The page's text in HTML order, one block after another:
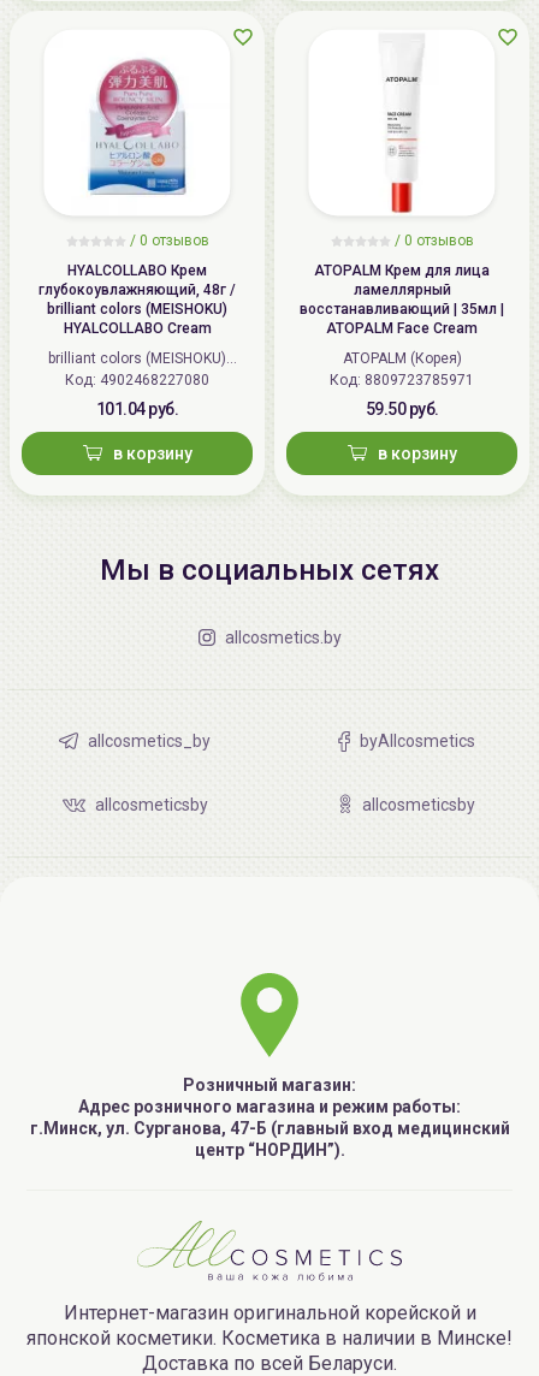
/ 0 отзывов
HYALCOLLABO Крем
глубокоувлажняющий, 48г /
brilliant colors (MEISHOKU)
HYALCOLLABO Cream
brilliant colors (MEISHOKU)
(Япония)
Код: 4902468227080
101.04 руб.
в корзину
/ 0 отзывов
ATOPALM Крем для лица
ламеллярный
восстанавливающий | 35мл |
ATOPALM Face Cream
ATOPALM (Корея)
Код: 8809723785971
59.50 руб.
в корзину
Мы в социальных сетях
allcosmetics.by
allcosmetics_by byAllcosmetics
allcosmeticsby allcosmeticsby
Розничный магазин:
Адрес розничного магазина и режим работы:
г.Минск, ул. Сурганова, 47-Б (главный вход медицинский
центр “НОРДИН”).
Интернет-магазин оригинальной корейской и
японской косметики. Косметика в наличии в Минске!
Доставка по всей Беларуси.